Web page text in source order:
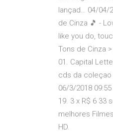
lançad… 04/04/
de Cinza 🎵 -
like you do,
Tons de Cinza
01. Capital
cds da coleçao
06/3/2018
19. 3 x R$ 6 33
melhores
HD.